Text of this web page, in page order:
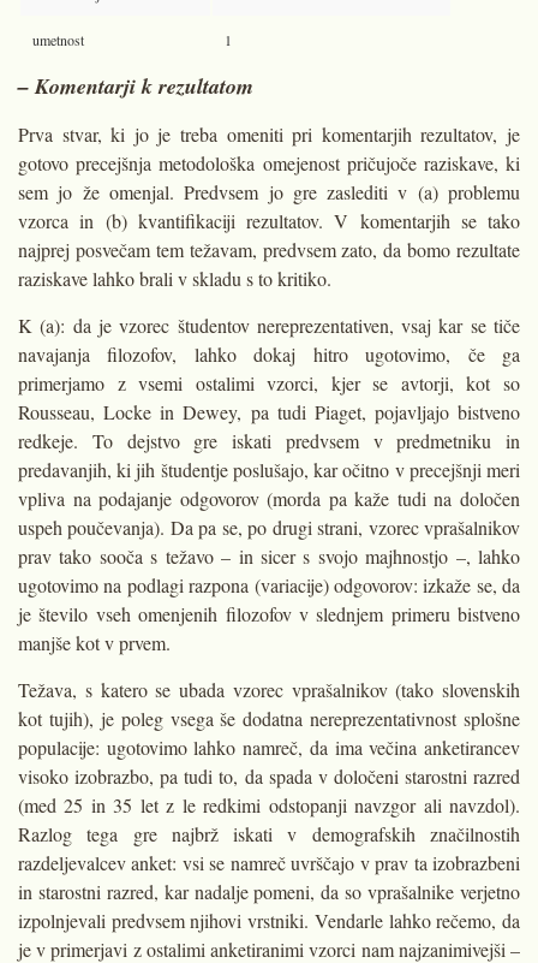
umetnost 1
– Komentarji k rezultatom
Prva stvar, ki jo je treba omeniti pri komentarjih rezultatov, je
gotovo precejšnja metodološka omejenost pričujoče raziskave, ki
sem jo že omenjal. Predvsem jo gre zaslediti v (a) problemu
vzorca in (b) kvantifikaciji rezultatov. V komentarjih se tako
najprej posvečam tem težavam, predvsem zato, da bomo rezultate
raziskave lahko brali v skladu s to kritiko.
K (a): da je vzorec študentov nereprezentativen, vsaj kar se tiče
navajanja filozofov, lahko dokaj hitro ugotovimo, če ga
primerjamo z vsemi ostalimi vzorci, kjer se avtorji, kot so
Rousseau, Locke in Dewey, pa tudi Piaget, pojavljajo bistveno
redkeje. To dejstvo gre iskati predvsem v predmetniku in
predavanjih, ki jih študentje poslušajo, kar očitno v precejšnji meri
vpliva na podajanje odgovorov (morda pa kaže tudi na določen
uspeh poučevanja). Da pa se, po drugi strani, vzorec vprašalnikov
prav tako sooča s težavo – in sicer s svojo majhnostjo –, lahko
ugotovimo na podlagi razpona (variacije) odgovorov: izkaže se, da
je število vseh omenjenih filozofov v slednjem primeru bistveno
manjše kot v prvem.
Težava, s katero se ubada vzorec vprašalnikov (tako slovenskih
kot tujih), je poleg vsega še dodatna nereprezentativnost splošne
populacije: ugotovimo lahko namreč, da ima večina anketirancev
visoko izobrazbo, pa tudi to, da spada v določeni starostni razred
(med 25 in 35 let z le redkimi odstopanji navzgor ali navzdol).
Razlog tega gre najbrž iskati v demografskih značilnostih
razdeljevalcev anket: vsi se namreč uvrščajo v prav ta izobrazbeni
in starostni razred, kar nadalje pomeni, da so vprašalnike verjetno
izpolnjevali predvsem njihovi vrstniki. Vendarle lahko rečemo, da
je v primerjavi z ostalimi anketiranimi vzorci nam najzanimivejši –